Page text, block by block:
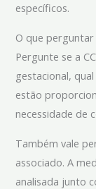
específicos.
O que perguntar
Pergunte se a
gestacional,
estão
necessidade de
Também vale
associado. A
analisada junto